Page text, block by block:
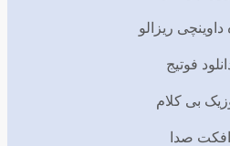
ریزالو
فوتیج
بی کلام
صدا